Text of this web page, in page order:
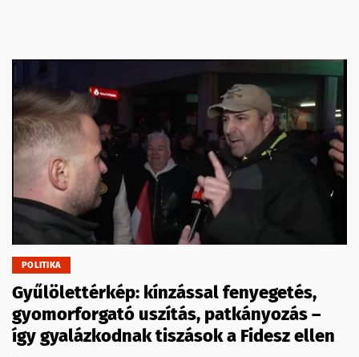
POLITIKA
Gyűlölettérkép: kínzással fenyegetés,
gyomorforgató uszítás, patkányozás –
így gyalázkodnak tiszások a Fidesz ellen